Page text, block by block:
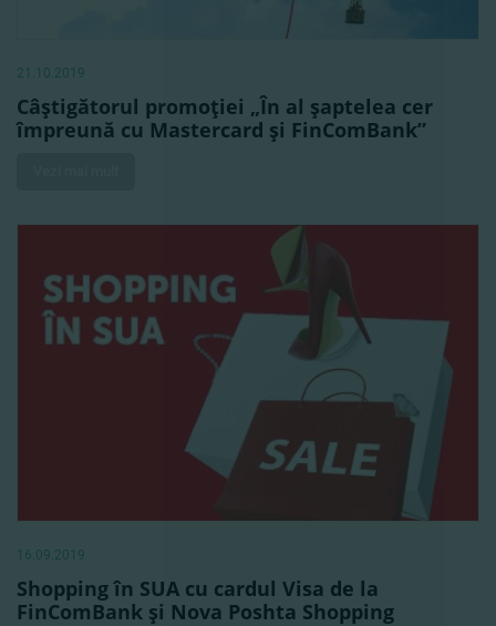
21.10.2019
Câştigătorul promoţiei „În al şaptelea cer
împreună cu Mastercard şi FinComBank”
16.09.2019
Shopping în SUA cu cardul Visa de la
FinComBank şi Nova Poshta Shopping